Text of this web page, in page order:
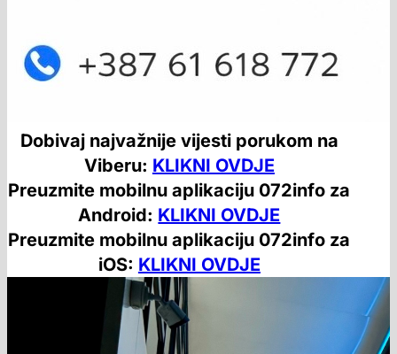
Dobivaj najvažnije vijesti porukom na
Viberu: KLIKNI OVDJE
Preuzmite mobilnu aplikaciju 072info za
Android: KLIKNI OVDJE
Preuzmite mobilnu aplikaciju 072info za
iOS: KLIKNI OVDJE